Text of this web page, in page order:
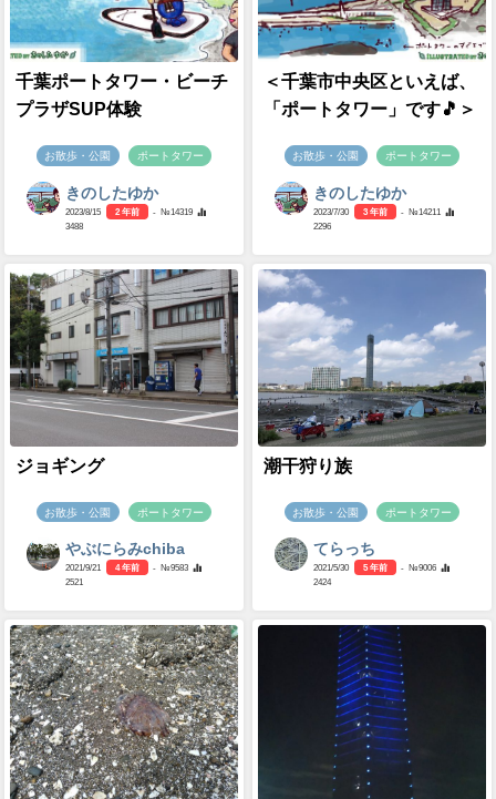
千葉ポートタワー・ビーチ
プラザSUP体験
お散歩・公園 ポートタワー
きのしたゆか
2023/8/15 2 年前
- №14319
3488
＜千葉市中央区といえば、
「ポートタワー」です🎵＞
お散歩・公園 ポートタワー
きのしたゆか
2023/7/30 3 年前
- №14211
2296
ジョギング
お散歩・公園 ポートタワー
やぶにらみchiba
2021/9/21 4 年前
- №9583
2521
潮干狩り族
お散歩・公園 ポートタワー
てらっち
2021/5/30 5 年前
- №9006
2424